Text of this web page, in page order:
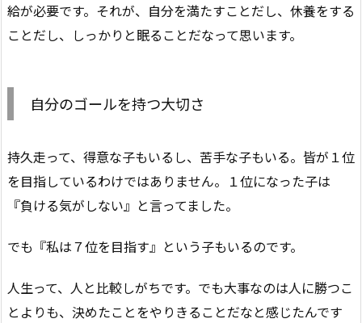
給が必要です。それが、自分を満たすことだし、休養をする
ことだし、しっかりと眠ることだなって思います。
自分のゴールを持つ大切さ
持久走って、得意な子もいるし、苦手な子もいる。皆が１位
を目指しているわけではありません。１位になった子は
『負ける気がしない』と言ってました。
でも『私は７位を目指す』という子もいるのです。
人生って、人と比較しがちです。でも大事なのは人に勝つこ
とよりも、決めたことをやりきることだなと感じたんです